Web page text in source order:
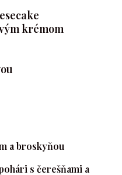
krémom
a broskyňou
s čerešňami a